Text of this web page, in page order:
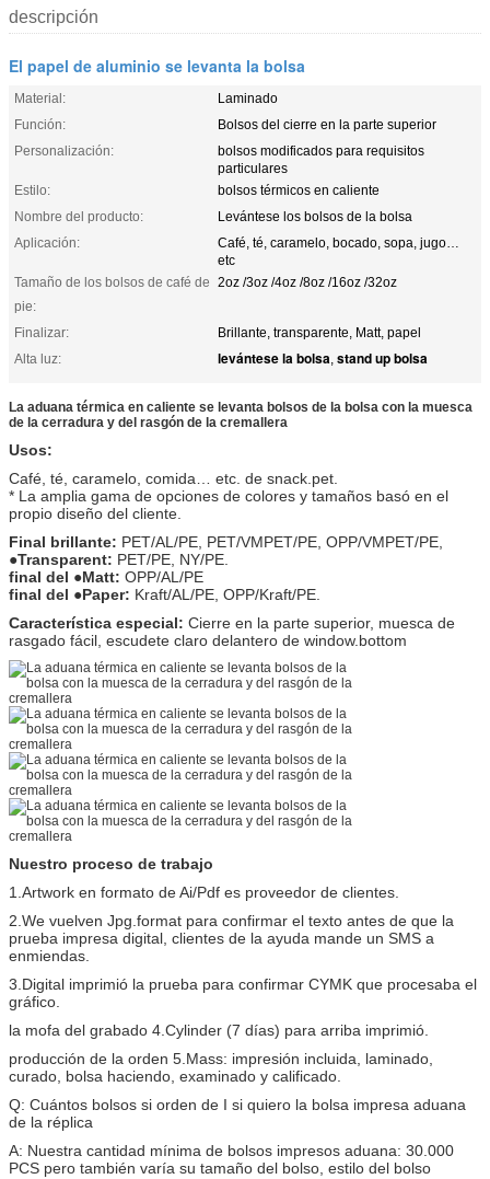
descripción
El papel de aluminio se levanta la bolsa
Material:
Laminado
Función:
Bolsos del cierre en la parte superior
Personalización:
bolsos modificados para requisitos
particulares
Estilo:
bolsos térmicos en caliente
Nombre del producto:
Levántese los bolsos de la bolsa
Aplicación:
Café, té, caramelo, bocado, sopa, jugo…
etc
Tamaño de los bolsos de café de
pie:
2oz /3oz /4oz /8oz /16oz /32oz
Finalizar:
Brillante, transparente, Matt, papel
Alta luz:
levántese la bolsa, stand up bolsa
La aduana térmica en caliente se levanta bolsos de la bolsa con la muesca
de la cerradura y del rasgón de la cremallera
Usos:
Café, té, caramelo, comida… etc. de snack.pet.
* La amplia gama de opciones de colores y tamaños basó en el
propio diseño del cliente.
Final brillante: PET/AL/PE, PET/VMPET/PE, OPP/VMPET/PE,
●Transparent: PET/PE, NY/PE.
final del ●Matt: OPP/AL/PE
final del ●Paper: Kraft/AL/PE, OPP/Kraft/PE.
Característica especial: Cierre en la parte superior, muesca de
rasgado fácil, escudete claro delantero de window.bottom
Nuestro proceso de trabajo
1.Artwork en formato de Ai/Pdf es proveedor de clientes.
2.We vuelven Jpg.format para confirmar el texto antes de que la
prueba impresa digital, clientes de la ayuda mande un SMS a
enmiendas.
3.Digital imprimió la prueba para confirmar CYMK que procesaba el
gráfico.
la mofa del grabado 4.Cylinder (7 días) para arriba imprimió.
producción de la orden 5.Mass: impresión incluida, laminado,
curado, bolsa haciendo, examinado y calificado.
Q: Cuántos bolsos si orden de I si quiero la bolsa impresa aduana
de la réplica
A: Nuestra cantidad mínima de bolsos impresos aduana: 30.000
PCS pero también varía su tamaño del bolso, estilo del bolso